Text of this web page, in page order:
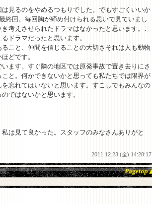
見るのをやめるつもりでした。でもすごくいいか
終回。毎回胸が締め付けられる思いで見ていまし
考えさせられたドラマはなかったと思います。こ
ドラマだったと思います。
こと、仲間を信じることの大切さそれは人も動物
どです。
ます。すぐ隣の地区では原発事故で置き去りにさ
と。何かできないかと思っても私たちでは限界が
忘れてはいないと思います。すこしでもみんなの
ではないかと思います。
は見て良かった。スタッフのみなさんありがと
2011.12.23 (金) 14:28:17